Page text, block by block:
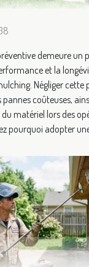
demeure un
et la
Négliger cette
coûteuses,
du matériel lors des
pourquoi adopter